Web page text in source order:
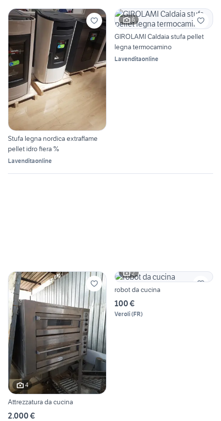
Stufa legna nordica extraflame
pellet idro fiera %
Lavenditaonline
6
GIROLAMI Caldaia stufa pellet
legna termocamino
Lavenditaonline
4
Attrezzatura da cucina
2.000 €
2
robot da cucina
100 €
Veroli(FR)